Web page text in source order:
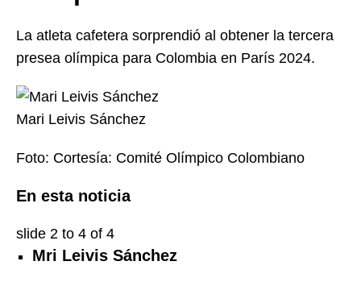
La atleta cafetera sorprendió al obtener la tercera
presea olímpica para Colombia en París 2024.
Mari Leivis Sánchez
Foto: Cortesía: Comité Olímpico Colombiano
En esta noticia
slide 2 to 4 of 4
Mri Leivis Sánchez